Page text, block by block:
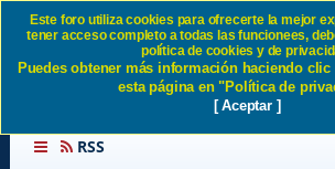
PLANTILLA 2012
Eibar
RSS
Este foro utiliza cookies para ofrecerte la mejor
tener acceso completo a todas las funcionees,
política de cookies y de
Puedes obtener más información haciendo
esta página en "Política de
[ Aceptar ]